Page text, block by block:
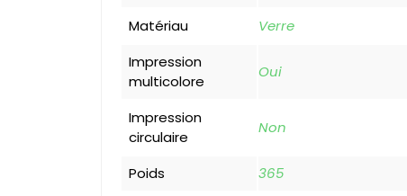
Matériau
Verre
Impression
multicolore
Oui
Impression
circulaire
Non
Poids
365